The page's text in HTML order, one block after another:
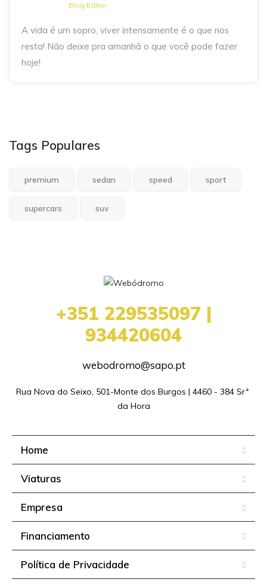
Blog Editor
A vida é um sopro, viver intensamente é o que nos
resta! Não deixe pra amanhã o que você pode fazer
hoje!
Tags Populares
premium sedan speed sport
supercars suv
+351 229535097 |
934420604
webodromo@sapo.pt
Rua Nova do Seixo, 501-Monte dos Burgos | 4460 - 384 Srª
da Hora
Home
Viaturas
Empresa
Financiamento
Política de Privacidade